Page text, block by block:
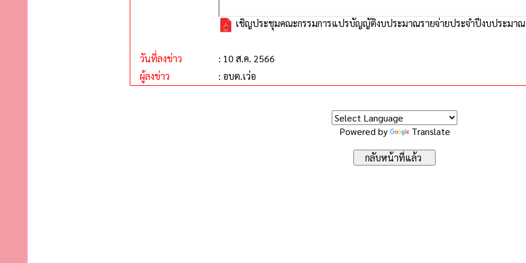
เชิญประชุมคณะกรรมการแปรบัญญัติงบประมาณรายจ่ายประจำปีงบประมา
วันที่ลงข่าว
: 10 ส.ค. 2566
ผู้ลงข่าว
: อบต.เว่อ
Powered by Translate